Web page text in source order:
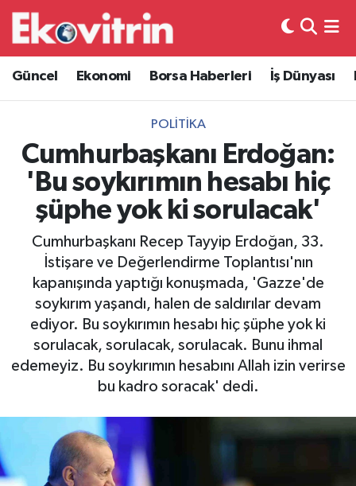
Güncel Ekonomi Borsa Haberleri İş Dünyası
POLITIKA
Cumhurbaşkanı Erdoğan:
'Bu soykırımın hesabı hiç
şüphe yok ki sorulacak'
Cumhurbaşkanı Recep Tayyip Erdoğan, 33.
İstişare ve Değerlendirme Toplantısı'nın
kapanışında yaptığı konuşmada, 'Gazze'de
soykırım yaşandı, halen de saldırılar devam
ediyor. Bu soykırımın hesabı hiç şüphe yok ki
sorulacak, sorulacak, sorulacak. Bunu ihmal
edemeyiz. Bu soykırımın hesabını Allah izin verirse
bu kadro soracak' dedi.
Güncel
Ekonomi
Borsa Haberleri
İş Dünyası
Lojistik
Otovitrin
Asayiş
Magazin
Gayrimenkul
Eğitim
Hava Durumu
Trafik Durumu
Süper Lig Puan Durumu ve Fikstür
Tüm Manşetler
Son Dakika Haberleri
Haber Arşivi